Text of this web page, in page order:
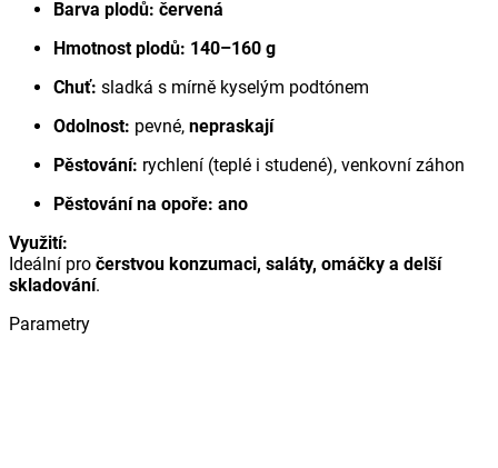
Barva plodů: červená
Hmotnost plodů: 140–160 g
Chuť: sladká s mírně kyselým podtónem
Odolnost: pevné, nepraskají
Pěstování: rychlení (teplé i studené), venkovní záhon
Pěstování na opoře: ano
Využití:
Ideální pro čerstvou konzumaci, saláty, omáčky a delší
skladování.
Parametry